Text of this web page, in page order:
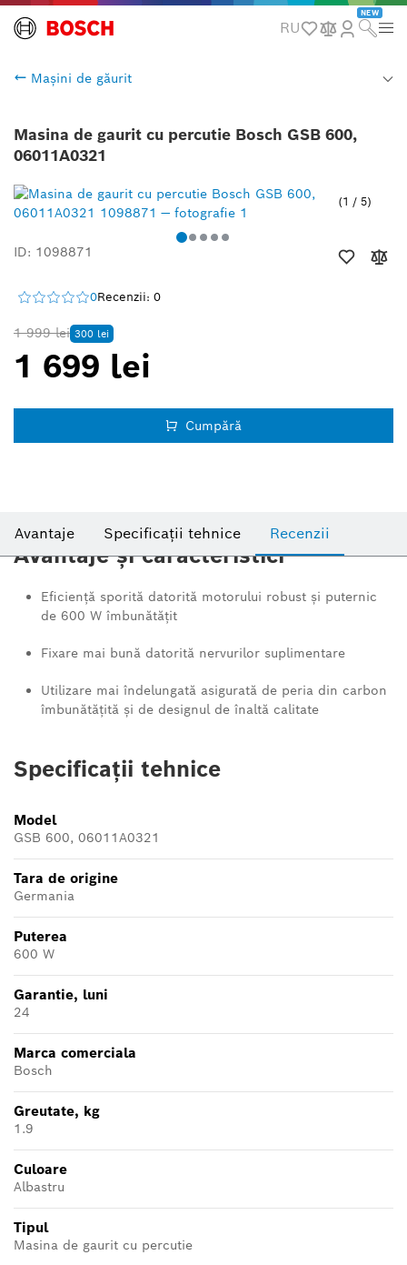
RU
NEW
Mașini de găurit
Masina de gaurit cu percutie Bosch GSB 600,
06011A0321
1 / 5
ID: 1098871
0Recenzii: 0
1 999 lei 300 lei
1 699 lei
Cumpără
Avantaje Specificații tehnice Recenzii
Avantaje și caracteristici
Eficienţă sporită datorită motorului robust şi puternic
de 600 W îmbunătăţit
Fixare mai bună datorită nervurilor suplimentare
Utilizare mai îndelungată asigurată de peria din carbon
îmbunătăţită şi de designul de înaltă calitate
Specificații tehnice
Model
GSB 600, 06011A0321
Tara de origine
Germania
Puterea
600 W
Garantie, luni
24
Marca comerciala
Bosch
Greutate, kg
1.9
Culoare
Albastru
Tipul
Masina de gaurit cu percutie